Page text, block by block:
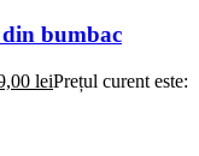
bumbac
leiPrețul curent este: